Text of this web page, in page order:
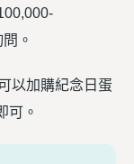
。
以加購紀念日蛋
可。